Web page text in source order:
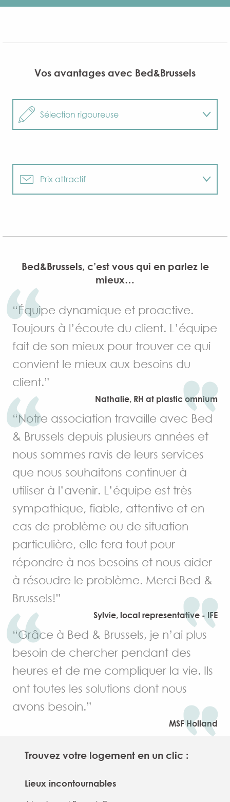
Vos avantages avec Bed&Brussels
Sélection rigoureuse
Propriétaires connus
Prix attractif
Proximité du logement
Paiement sécurisé
Bed&Brussels, c’est vous qui en parlez le
mieux…
“Équipe dynamique et proactive.
Toujours à l’écoute du client. L’équipe
fait de son mieux pour trouver ce qui
convient le mieux aux besoins du
client.”
Nathalie, RH at plastic omnium
“Notre association travaille avec Bed
& Brussels depuis plusieurs années et
nous sommes ravis de leurs services
que nous souhaitons continuer à
utiliser à l’avenir. L’équipe est très
sympathique, fiable, attentive et en
cas de problème ou de situation
particulière, elle fera tout pour
répondre à nos besoins et nous aider
à résoudre le problème. Merci Bed &
Brussels!”
Sylvie, local representative - IFE
“Grâce à Bed & Brussels, je n’ai plus
besoin de chercher pendant des
heures et de me compliquer la vie. Ils
ont toutes les solutions dont nous
avons besoin.”
MSF Holland
Trouvez votre logement en un clic :
Lieux incontournables